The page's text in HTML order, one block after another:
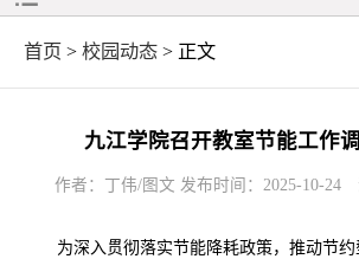
首页 > 校园动态 > 正文
九江学院召开教室节能工作
作者：丁伟/图文 发布时间：2025-10-24
为深入贯彻落实节能降耗政策，推动节